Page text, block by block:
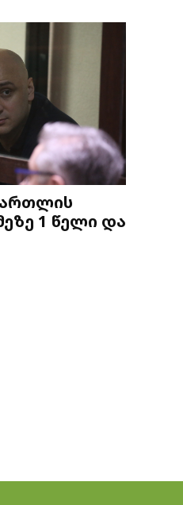
1 წელი და